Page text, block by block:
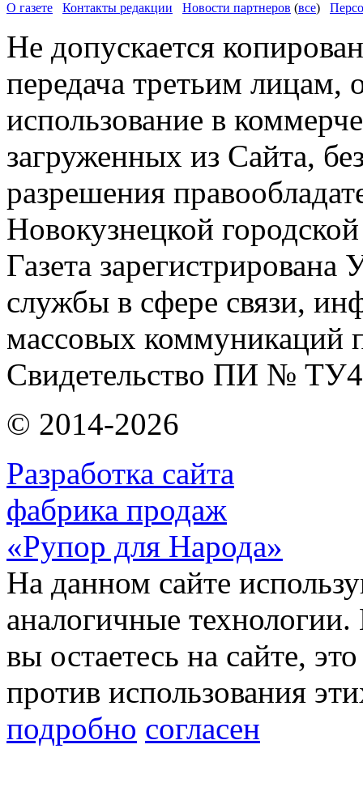
О газете Контакты редакции Новости партнеров (все)
Не допускается
передача третьим лицам,
использование в
загруженных из Сайта,
разрешения
Новокузнецкой
Газета
службы в сфере связи,
массовых коммуникаций
Свидетельство ПИ №
© 2014-2026
Разработка сайта
фабрика продаж
«Рупор для Народа»
На данном сайте
аналогичные
вы остаетесь на сайте,
против использования
подробно согласен